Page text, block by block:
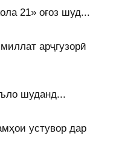
21» оғоз шуд...
арҷгузорӣ
шуданд...
устувор дар